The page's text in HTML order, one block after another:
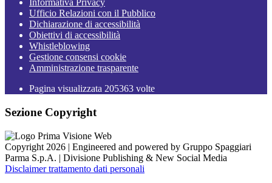
Informativa Privacy
Ufficio Relazioni con il Pubblico
Dichiarazione di accessibilità
Obiettivi di accessibilità
Whistleblowing
Gestione consensi cookie
Amministrazione trasparente
Pagina visualizzata 205363 volte
Sezione Copyright
Copyright 2026 | Engineered and powered by Gruppo Spaggiari
Parma S.p.A. | Divisione Publishing & New Social Media
Disclaimer trattamento dati personali